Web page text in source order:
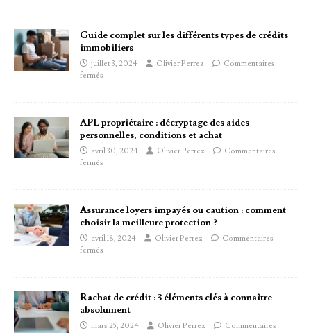
Guide complet sur les différents types de crédits
immobiliers
juillet 3, 2024 Olivier Perrez
Commentaires
fermés
APL propriétaire : décryptage des aides
personnelles, conditions et achat
avril 30, 2024 Olivier Perrez
Commentaires
fermés
Assurance loyers impayés ou caution : comment
choisir la meilleure protection ?
avril 18, 2024 Olivier Perrez
Commentaires
fermés
Rachat de crédit : 3 éléments clés à connaître
absolument
mars 25, 2024 Olivier Perrez
Commentaires